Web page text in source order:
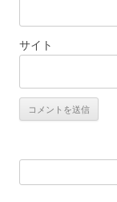
サイト
索: